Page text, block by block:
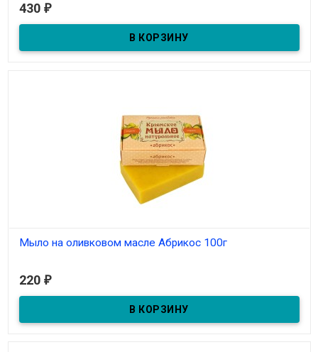
В наличии
430 ₽
Мыло на оливковом масле Абрикос 100г
220 ₽